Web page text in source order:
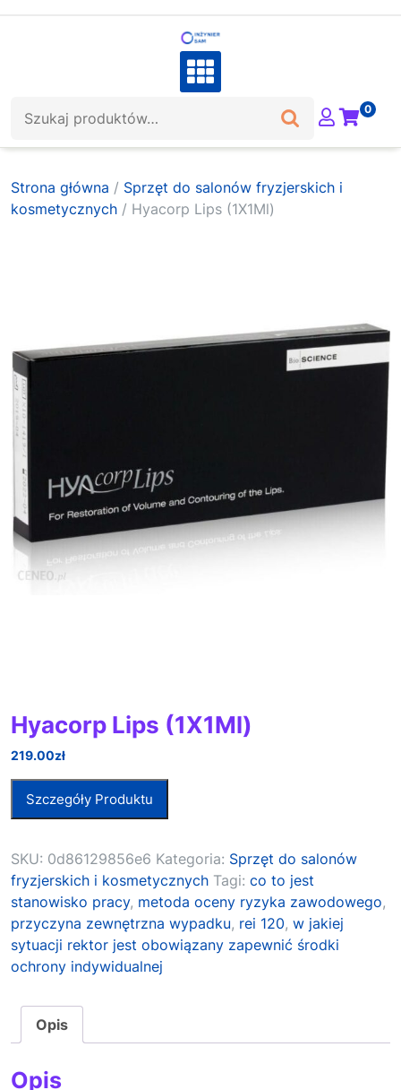
0
Strona główna / Sprzęt do salonów fryzjerskich i
kosmetycznych / Hyacorp Lips (1X1Ml)
Hyacorp Lips (1X1Ml)
219.00zł
Szczegóły Produktu
SKU: 0d86129856e6 Kategoria: Sprzęt do salonów
fryzjerskich i kosmetycznych Tagi: co to jest
stanowisko pracy, metoda oceny ryzyka zawodowego,
przyczyna zewnętrzna wypadku, rei 120, w jakiej
sytuacji rektor jest obowiązany zapewnić środki
ochrony indywidualnej
Opis
Opis